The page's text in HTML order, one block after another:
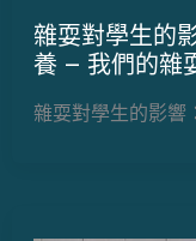
雜耍對學生的
養 – 我們的雜
雜耍對學生的影響